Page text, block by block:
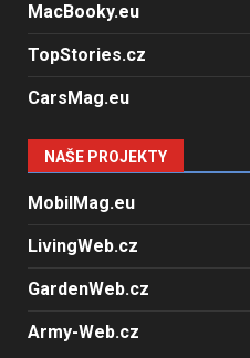
MacBooky.eu
TopStories.cz
CarsMag.eu
NAŠE PROJEKTY
MobilMag.eu
LivingWeb.cz
GardenWeb.cz
Army-Web.cz